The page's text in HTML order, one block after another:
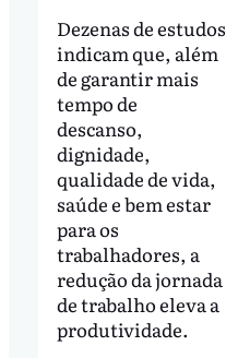
Dezenas de estudos
indicam que, além
de garantir mais
tempo de
descanso,
dignidade,
qualidade de vida,
saúde e bem estar
para os
trabalhadores, a
redução da jornada
de trabalho eleva a
produtividade.